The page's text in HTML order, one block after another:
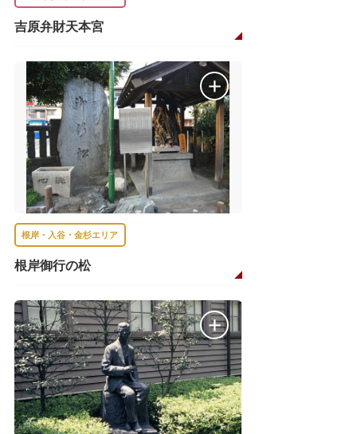
吉原弁財天本宮
根岸・入谷・金杉エリア
根岸御行の松